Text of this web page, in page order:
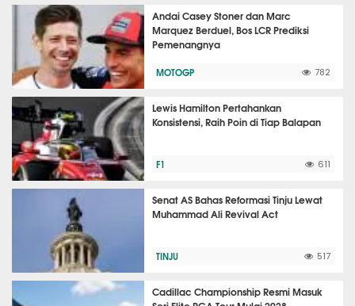
Andai Casey Stoner dan Marc
Marquez Berduel, Bos LCR Prediksi
Pemenangnya
MOTOGP 782
Lewis Hamilton Pertahankan
Konsistensi, Raih Poin di Tiap Balapan
F1 611
Senat AS Bahas Reformasi Tinju Lewat
Muhammad Ali Revival Act
TINJU 517
Cadillac Championship Resmi Masuk